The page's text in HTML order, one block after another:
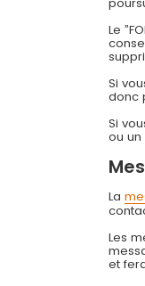
Le
Si
donc
Si
ou un
La
Les
et